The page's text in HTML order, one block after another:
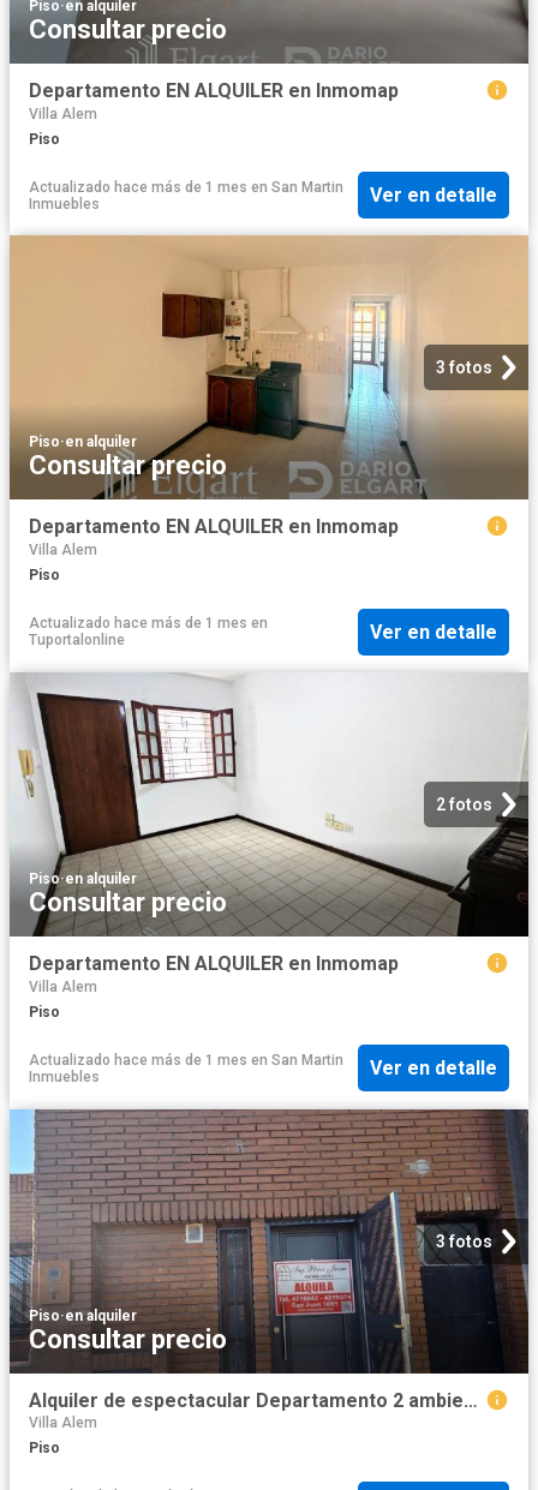
Piso·en alquiler
Consultar precio
Departamento EN ALQUILER en Inmomap
Villa Alem
Piso
Actualizado hace más de 1 mes en San Martin
Inmuebles
Ver en detalle
3 fotos
Piso·en alquiler
Consultar precio
Departamento EN ALQUILER en Inmomap
Villa Alem
Piso
Actualizado hace más de 1 mes en
Tuportalonline
Ver en detalle
2 fotos
Piso·en alquiler
Consultar precio
Departamento EN ALQUILER en Inmomap
Villa Alem
Piso
Actualizado hace más de 1 mes en San Martin
Inmuebles
Ver en detalle
3 fotos
Piso·en alquiler
Consultar precio
Alquiler de espectacular Departamento 2 ambientes en San Miguel de Tucumán
Villa Alem
Piso